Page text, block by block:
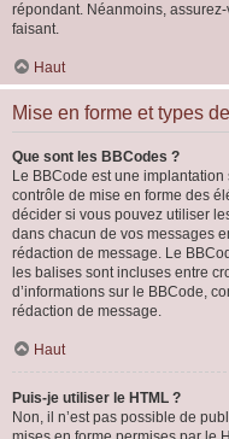
répondant. Néanmoins,
faisant.
Haut
Mise en forme et types
Que sont les BBCodes ?
Le BBCode est une
contrôle de mise en forme des
décider si vous pouvez utiliser
dans chacun de vos messages
rédaction de message. Le
les balises sont incluses entre
d’informations sur le BBCode,
rédaction de message.
Haut
Puis-je utiliser le HTML ?
Non, il n’est pas possible de